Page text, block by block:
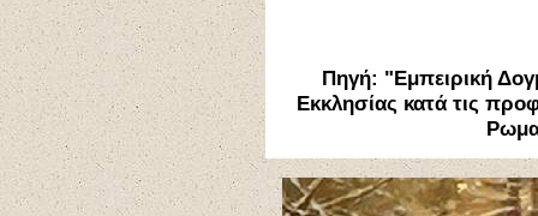
Πηγή: "Εμπειρική
Εκκλησίας κατά τις